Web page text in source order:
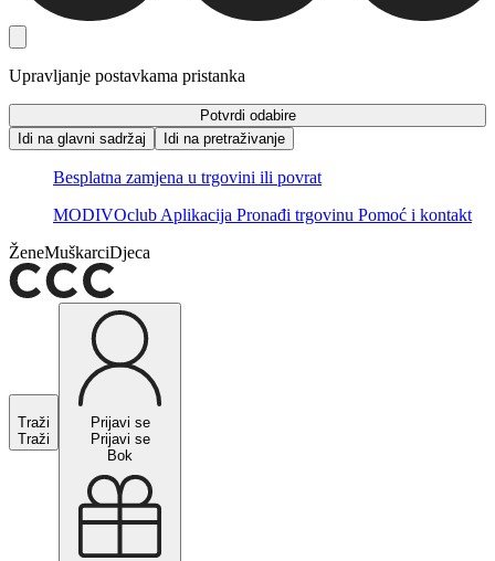
Upravljanje postavkama pristanka
Potvrdi odabire
Idi na glavni sadržaj
Idi na pretraživanje
Besplatna zamjena u trgovini ili povrat
MODIVOclub Aplikacija Pronađi trgovinu Pomoć i kontakt
ŽeneMuškarciDjeca
Traži
Traži
Prijavi se
Prijavi se
Bok